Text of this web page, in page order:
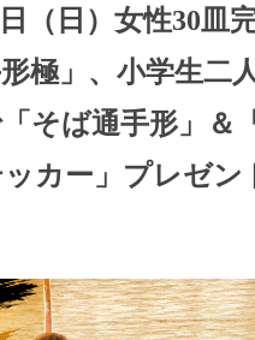
（日）女性30皿
形極」、小学生二
そば通手形」＆
カー」プレゼン